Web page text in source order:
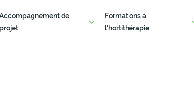
Accompagnement de
projet
Formations à
l’hortithérapie